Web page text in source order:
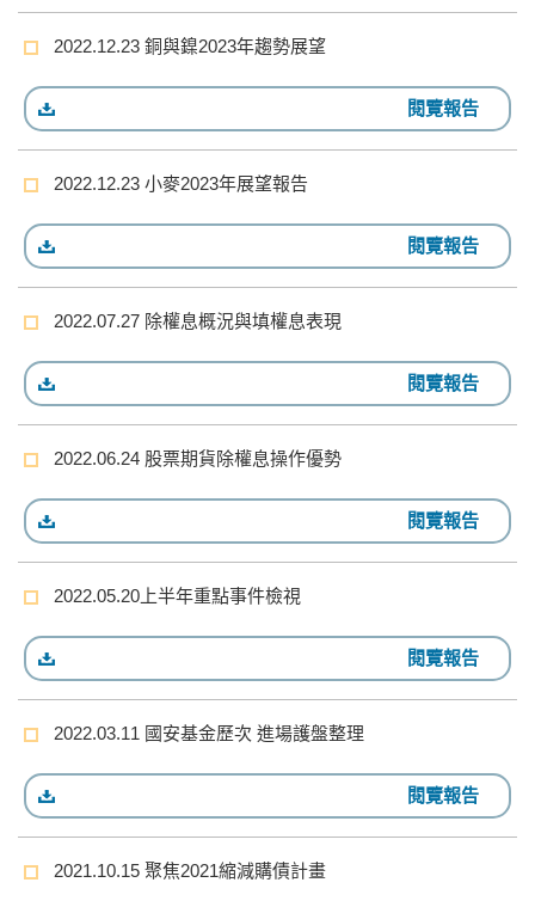
2022.12.23 銅與鎳2023年趨勢展望
閱覽報告
2022.12.23 小麥2023年展望報告
閱覽報告
2022.07.27 除權息概況與填權息表現
閱覽報告
2022.06.24 股票期貨除權息操作優勢
閱覽報告
2022.05.20上半年重點事件檢視
閱覽報告
2022.03.11 國安基金歷次 進場護盤整理
閱覽報告
2021.10.15 聚焦2021縮減購債計畫